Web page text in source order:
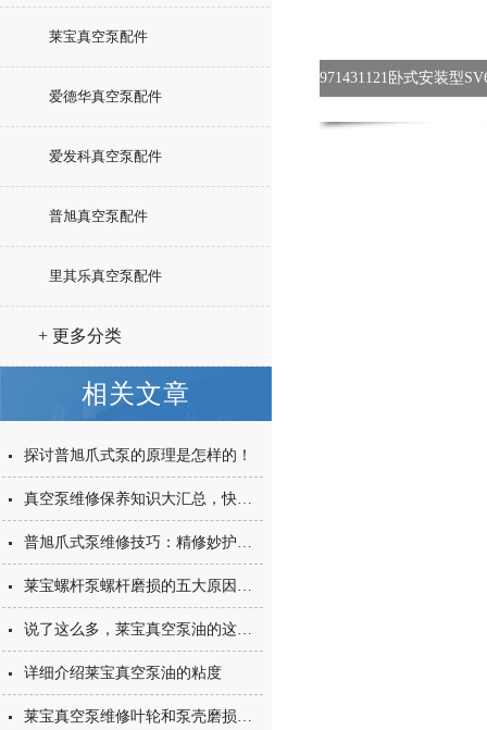
莱宝真空泵配件
爱德华真空泵配件
爱发科真空泵配件
普旭真空泵配件
里其乐真空泵配件
+ 更多分类
相关文章
探讨普旭爪式泵的原理是怎样的！
真空泵维修保养知识大汇总，快来看看
普旭爪式泵维修技巧：精修妙护，延续效能
莱宝螺杆泵螺杆磨损的五大原因是什么？
说了这么多，莱宝真空泵油的这些特点你了解多少？
详细介绍莱宝真空泵油的粘度
莱宝真空泵维修叶轮和泵壳磨损的步骤是怎样的？